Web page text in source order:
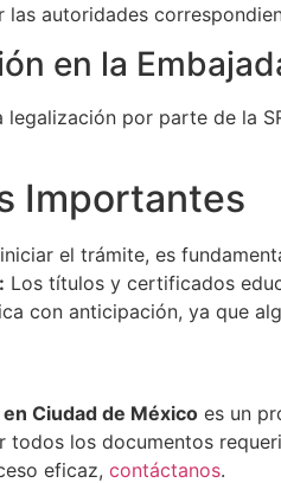
autoridades
en la
legalización por parte de la
Importantes
el trámite, es
Los títulos y certificados
con anticipación, ya que
Ciudad de México es un
todos los documentos
eficaz, contáctanos.